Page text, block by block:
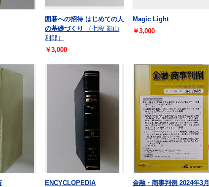
囲碁への招待 はじめての人
の基礎づくり
（七段 影山
利郎）
￥3,000
Magic Light
￥3,000
ENCYCLOPEDIA 金融・商事判例 2024年3月